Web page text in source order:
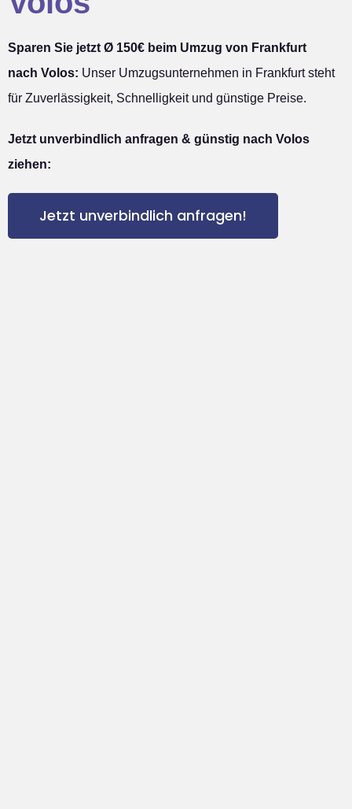
Sparen Sie jetzt Ø 150€ beim Umzug von Frankfurt
nach Volos: Unser Umzugsunternehmen in Frankfurt steht
für Zuverlässigkeit, Schnelligkeit und günstige Preise.
Jetzt unverbindlich anfragen & günstig nach Volos
ziehen:
Jetzt unverbindlich anfragen!